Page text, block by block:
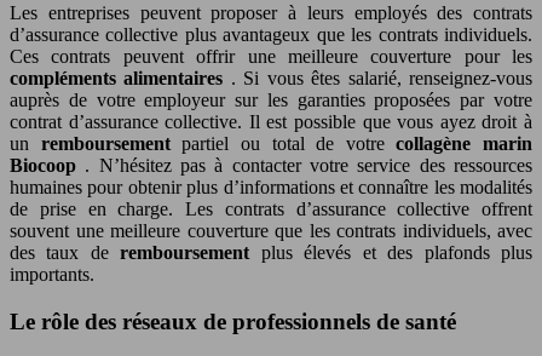
Les entreprises peuvent proposer à leurs employés des contrats
d’assurance collective plus avantageux que les contrats individuels.
Ces contrats peuvent offrir une meilleure couverture pour les
compléments alimentaires . Si vous êtes salarié, renseignez-vous
auprès de votre employeur sur les garanties proposées par votre
contrat d’assurance collective. Il est possible que vous ayez droit à
un remboursementpartiel ou total de votrecollagène marin
Biocoop . N’hésitez pas à contacter votre service des ressources
humaines pour obtenir plus d’informations et connaître les modalités
de prise en charge. Les contrats d’assurance collective offrent
souvent une meilleure couverture que les contrats individuels, avec
des taux deremboursement plus élevés et des plafonds plus
importants.
Le rôle des réseaux de professionnels de santé